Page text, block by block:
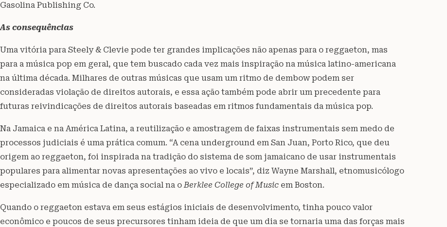
Gasolina Publishing Co.
As consequências
Uma vitória para Steely & Clevie pode ter grandes implicações não apenas para o reggaeton, mas
para a música pop em geral, que tem buscado cada vez mais inspiração na música latino-americana
na última década. Milhares de outras músicas que usam um ritmo de dembow podem ser
consideradas violação de direitos autorais, e essa ação também pode abrir um precedente para
futuras reivindicações de direitos autorais baseadas em ritmos fundamentais da música pop.
Na Jamaica e na América Latina, a reutilização e amostragem de faixas instrumentais sem medo de
processos judiciais é uma prática comum. “A cena underground em San Juan, Porto Rico, que deu
origem ao reggaeton, foi inspirada na tradição do sistema de som jamaicano de usar instrumentais
populares para alimentar novas apresentações ao vivo e locais”, diz Wayne Marshall, etnomusicólogo
especializado em música de dança social na oBerklee College of Music em Boston.
Quando o reggaeton estava em seus estágios iniciais de desenvolvimento, tinha pouco valor
econômico e poucos de seus precursores tinham ideia de que um dia se tornaria uma das forças mais